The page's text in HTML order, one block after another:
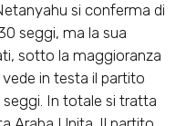
si conferma di
seggi, ma la sua
sotto la maggioranza
in testa il partito
seggi. In totale si tratta